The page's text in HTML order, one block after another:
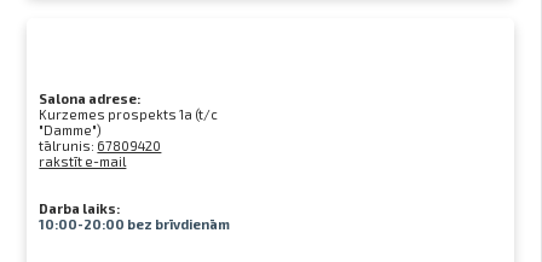
Salona adrese:
Kurzemes prospekts 1a (t/c
"Damme")
tālrunis: 67809420
rakstīt e-mail
Darba laiks:
10:00-20:00 bez brīvdienām